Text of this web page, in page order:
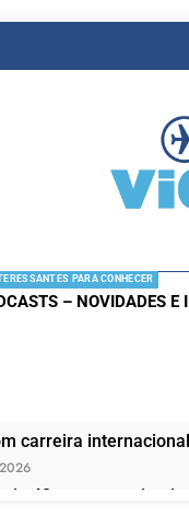
PARA CONHECER
– NOVIDADES E
carreira
42 rotas na